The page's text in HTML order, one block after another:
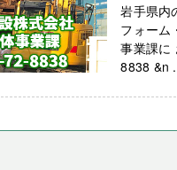
岩手県内
フォーム
事業課に
8838 &n